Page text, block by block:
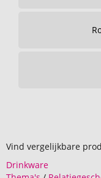
Vind vergelijkbare
Drinkware